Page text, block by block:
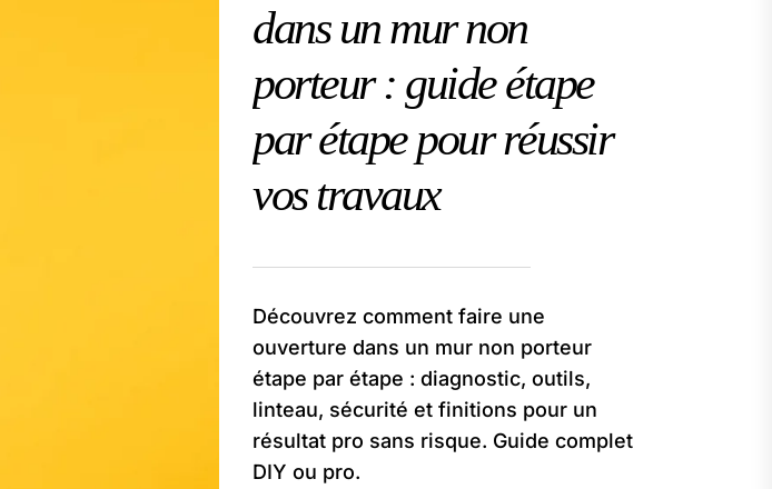
dans un mur non
porteur : guide étape
par étape pour réussir
vos travaux
Découvrez comment faire une
ouverture dans un mur non porteur
étape par étape : diagnostic, outils,
linteau, sécurité et finitions pour un
résultat pro sans risque. Guide complet
DIY ou pro.